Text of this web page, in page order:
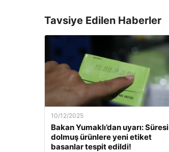
Tavsiye Edilen Haberler
10/12/2025
Bakan Yumaklı’dan uyarı: Süresi
dolmuş ürünlere yeni etiket
basanlar tespit edildi!